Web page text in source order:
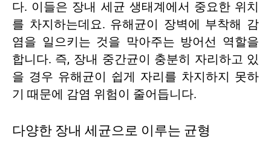
다. 이들은 장내 세균 생태계에서 중요한 위치
를 차지하는데요. 유해균이 장벽에 부착해 감
염을 일으키는 것을 막아주는 방어선 역할을
합니다. 즉, 장내 중간균이 충분히 자리하고 있
을 경우 유해균이 쉽게 자리를 차지하지 못하
기 때문에 감염 위험이 줄어듭니다.
다양한 장내 세균으로 이루는 균형